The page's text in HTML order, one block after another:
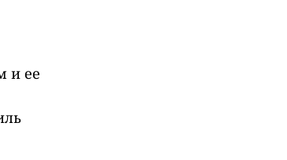
и ее